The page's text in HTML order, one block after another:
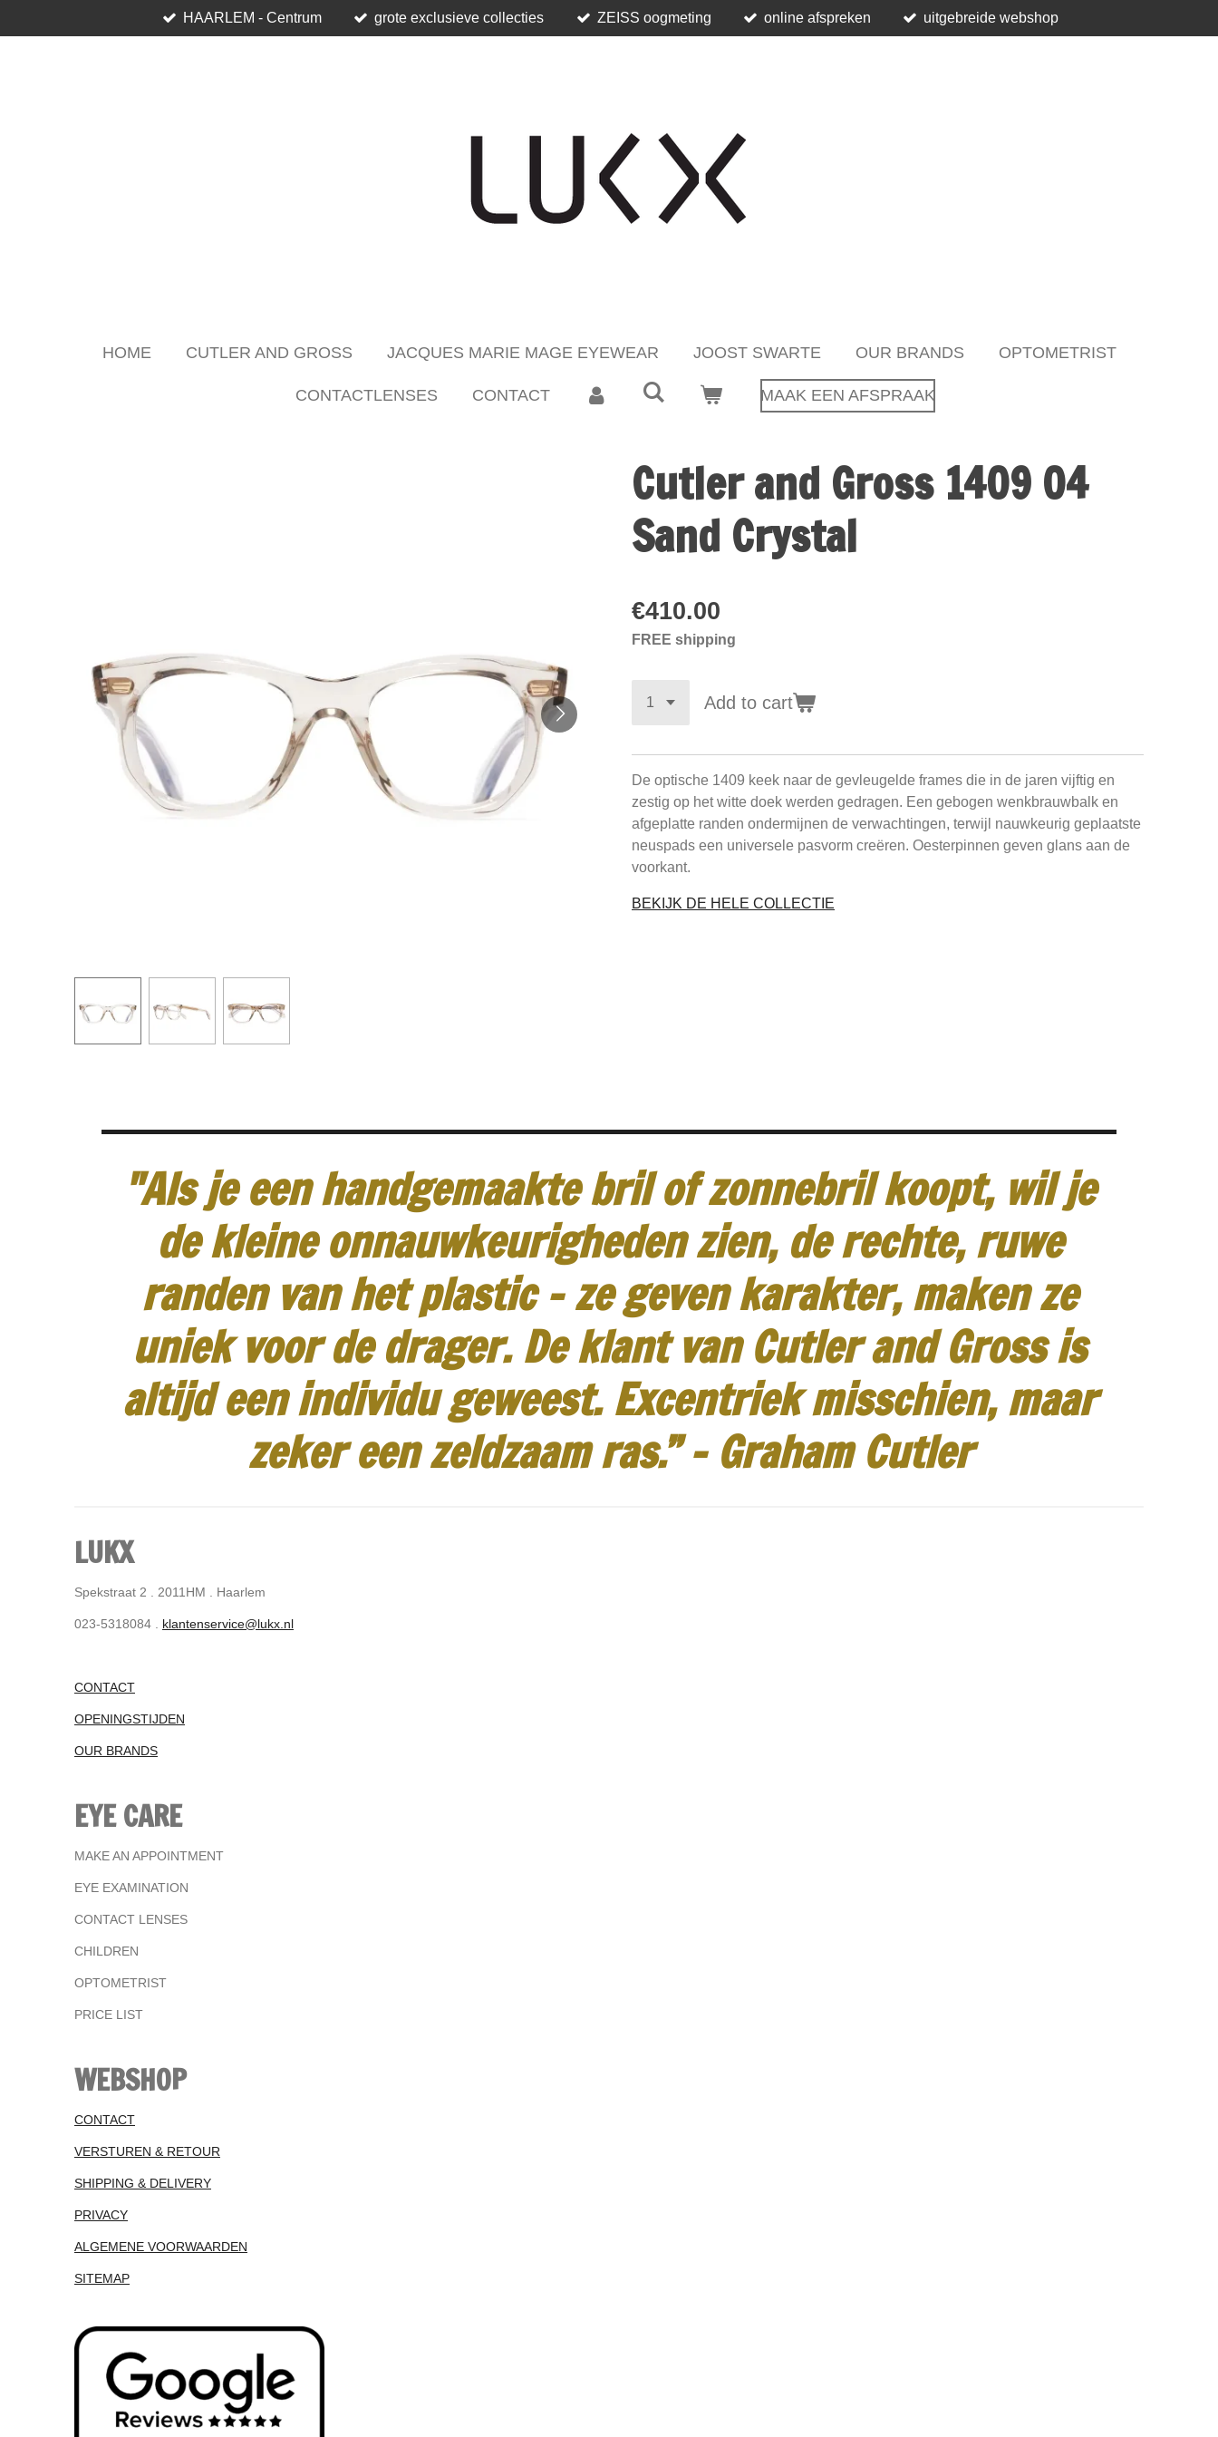
to
HAARLEM - Centrum grote exclusieve collecties ZEISS oogmeting online afspreken uitgebreide webshop
HOME CUTLER AND GROSS JACQUES MARIE MAGE EYEWEAR JOOST SWARTE OUR BRANDS OPTOMETRIST
CONTACTLENSES CONTACT MAAK EEN AFSPRAAK
Cutler and Gross 1409 04
Sand Crystal
€410.00
FREE shipping
Add to cart
De optische 1409 keek naar de gevleugelde frames die in de jaren vijftig en
zestig op het witte doek werden gedragen. Een gebogen wenkbrauwbalk en
afgeplatte randen ondermijnen de verwachtingen, terwijl nauwkeurig geplaatste
neuspads een universele pasvorm creëren. Oesterpinnen geven glans aan de
voorkant.
BEKIJK DE HELE COLLECTIE
"Als je een handgemaakte bril of zonnebril koopt, wil je
de kleine onnauwkeurigheden zien, de rechte, ruwe
randen van het plastic - ze geven karakter, maken ze
uniek voor de drager. De klant van Cutler and Gross is
altijd een individu geweest. Excentriek misschien, maar
zeker een zeldzaam ras.” - Graham Cutler
LUKX
Spekstraat 2 . 2011HM . Haarlem
023-5318084 . klantenservice@lukx.nl
CONTACT
OPENINGSTIJDEN
OUR BRANDS
EYE CARE
MAKE AN APPOINTMENT
EYE EXAMINATION
CONTACT LENSES
CHILDREN
OPTOMETRIST
PRICE LIST
WEBSHOP
CONTACT
VERSTUREN & RETOUR
SHIPPING & DELIVERY
PRIVACY
ALGEMENE VOORWAARDEN
SITEMAP